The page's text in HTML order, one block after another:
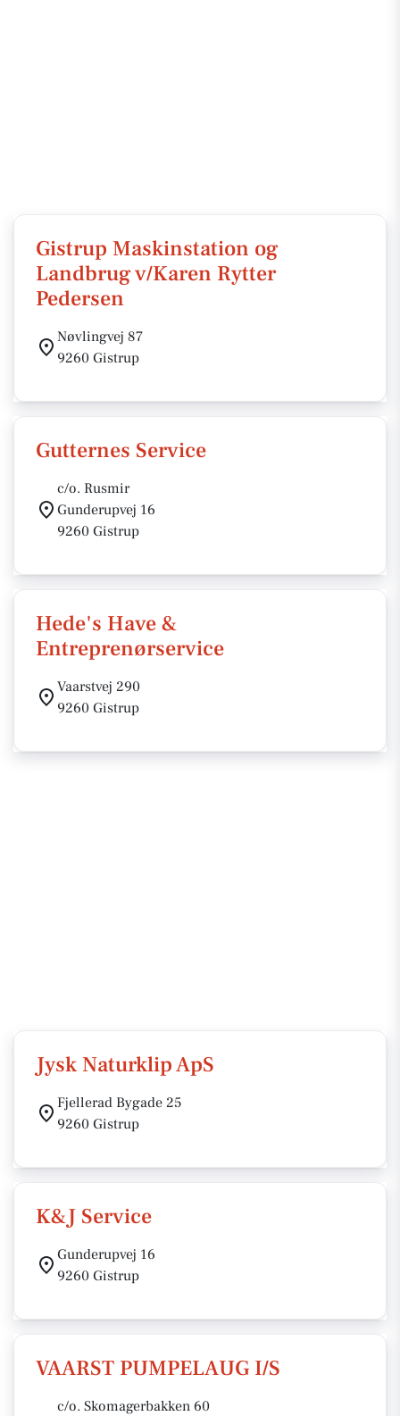
Gistrup Maskinstation og
Landbrug v/Karen Rytter
Pedersen
Nøvlingvej 87
9260 Gistrup
Gutternes Service
c/o. Rusmir
Gunderupvej 16
9260 Gistrup
Hede's Have &
Entreprenørservice
Vaarstvej 290
9260 Gistrup
Jysk Naturklip ApS
Fjellerad Bygade 25
9260 Gistrup
K&J Service
Gunderupvej 16
9260 Gistrup
VAARST PUMPELAUG I/S
c/o. Skomagerbakken 60